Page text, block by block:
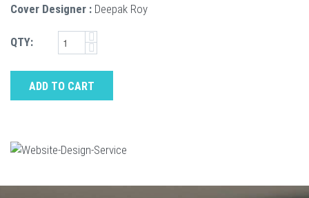
Cover Designer : Deepak Roy
QTY:
ADD TO CART